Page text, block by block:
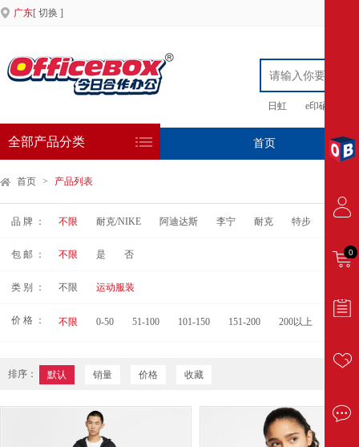
广东[ 切换 ]
日虹 e印硒鼓
全部产品分类 首页 专
首页 > 产品列表
品 牌 ： 不限 耐克/NIKE 阿迪达斯 李宁 耐克 特步
包 邮 ： 不限 是 否
类 别 ： 不限 运动服装
价 格 ： 不限 0-50 51-100 101-150 151-200 200以上
排序： 默认 销量 价格 收藏
0